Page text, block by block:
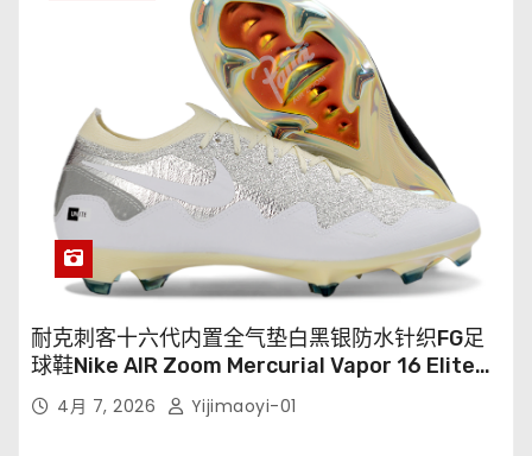
耐克刺客十六代内置全气垫白黑银防水针织FG足
球鞋Nike AIR Zoom Mercurial Vapor 16 Elite
XXV FG35-45
4月 7, 2026 Yijimaoyi-01